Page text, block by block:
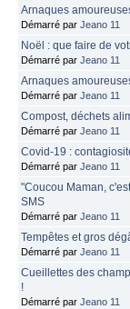
Arnaques
Démarré par Jeano 11
Noël : que faire de
Démarré par Jeano 11
Arnaques
Démarré par Jeano 11
Compost, déchets
Démarré par Jeano 11
Covid-19 :
Démarré par Jeano 11
"Coucou Maman,
SMS
Démarré par Jeano 11
Tempêtes et gros
Démarré par Jeano 11
Cueillettes des
!
Démarré par Jeano 11